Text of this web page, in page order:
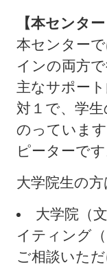
【本センタ
本センター
インの両方
主なサポー
対１で、学
のっていま
ピーターで
大学院生の
大学院（
イティング
ご相談いただ